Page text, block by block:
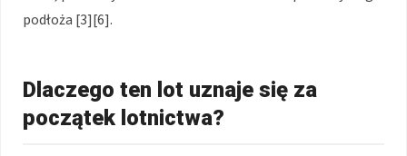
podłoża [3][6].
Dlaczego ten lot uznaje się za
początek lotnictwa?